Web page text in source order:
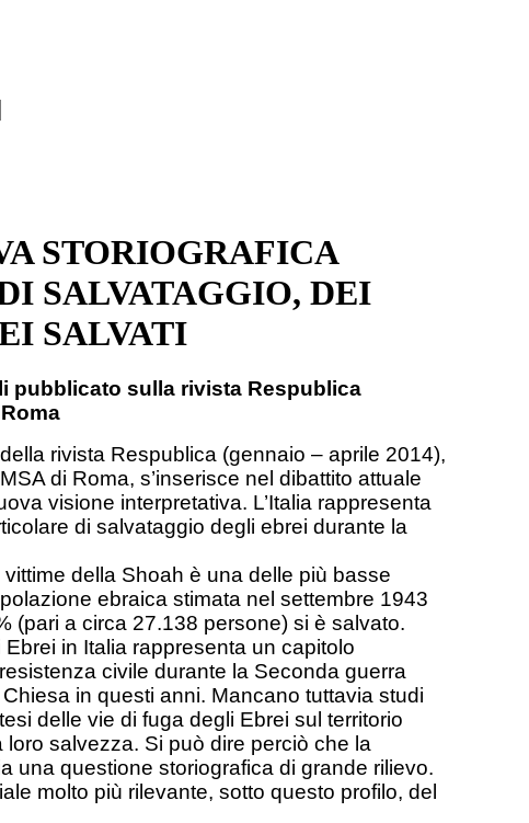
STORIOGRAFICA
SALVATAGGIO, DEI
SALVATI
pubblicato sulla rivista Respublica
rivista Respublica (gennaio – aprile 2014),
di Roma, s’inserisce nel dibattito attuale
visione interpretativa. L’Italia rappresenta
di salvataggio degli ebrei durante la
della Shoah è una delle più basse
ebraica stimata nel settembre 1943
(pari a circa 27.138 persone) si è salvato.
in Italia rappresenta un capitolo
civile durante la Seconda guerra
in questi anni. Mancano tuttavia studi
delle vie di fuga degli Ebrei sul territorio
loro salvezza. Si può dire perciò che la
una questione storiografica di grande rilievo.
molto più rilevante, sotto questo profilo, del